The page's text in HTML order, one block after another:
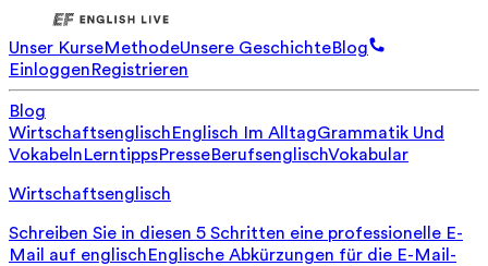
Unser KurseMethodeUnsere GeschichteBlog
EinloggenRegistrieren
Blog
WirtschaftsenglischEnglisch Im AlltagGrammatik Und
VokabelnLerntippsPresseBerufsenglischVokabular
Wirtschaftsenglisch
Schreiben Sie in diesen 5 Schritten eine professionelle E-
Mail auf englischEnglische Abkürzungen für die E-Mail-